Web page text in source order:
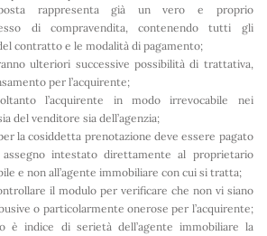
rappresenta già un vero e proprio
di compravendita, contenendo tutti gli
contratto e le modalità di pagamento;
ulteriori successive possibilità di trattativa,
per l’acquirente;
l’acquirente in modo irrevocabile nei
del venditore sia dell’agenzia;
la cosiddetta prenotazione deve essere pagato
assegno intestato direttamente al proprietario
e non all’agente immobiliare con cui si tratta;
il modulo per verificare che non vi siano
o particolarmente onerose per l’acquirente;
è indice di serietà dell’agente immobiliare la